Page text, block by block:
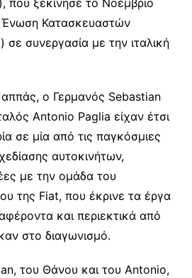
που ξεκίνησε το Νοέμβριο
Κατασκευαστών
σε συνεργασία με την ιταλική
ο Γερμανός Sebastian
Antonio Paglia είχαν έτσι
σε μία από τις παγκόσμιες
αυτοκινήτων,
με την ομάδα του
της Fiat, που έκρινε τα έργα
και περιεκτικά από
στο διαγωνισμό.
του Θάνου και του Antonio,